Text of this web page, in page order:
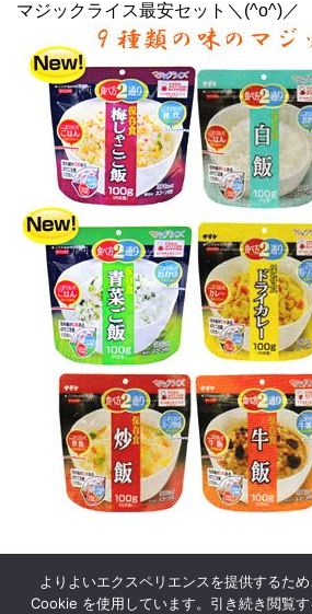
マジックライス最安セット＼(^o^)／
よりよいエクスペリエンスを提供するた
Cookie を使用しています。引き続き閲覧